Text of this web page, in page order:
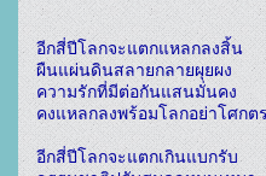
อีกสี่ปีโลกจะแตกแหลกลงสิ้น
ผืนแผ่นดินสลายกลายผุยผง
ความรักที่มีต่อกันแสนมั่นคง
คงแหลกลงพร้อมโลกอย่าโศกต
อีกสี่ปีโลกจะแตกเกินแบกรับ